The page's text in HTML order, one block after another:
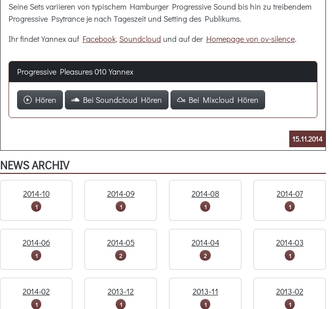
Seine Sets variieren von typischem Hamburger Progressive Sound bis hin zu treibendem
Progressive Psytrance je nach Tageszeit und Setting des Publikums.
Ihr findet Yannex auf Facebook, Soundcloud und auf der Homepage von ov-silence.
Progressive Pleasures 010 Yannex
Hören Bei Soundcloud Hören Bei Mixcloud Hören
15.11.2014
NEWS ARCHIV
2014-10
1
2014-09
1
2014-08
1
2014-07
1
2014-06
1
2014-05
2
2014-04
2
2014-03
1
2014-02
1
2013-12
1
2013-11
1
2013-02
1